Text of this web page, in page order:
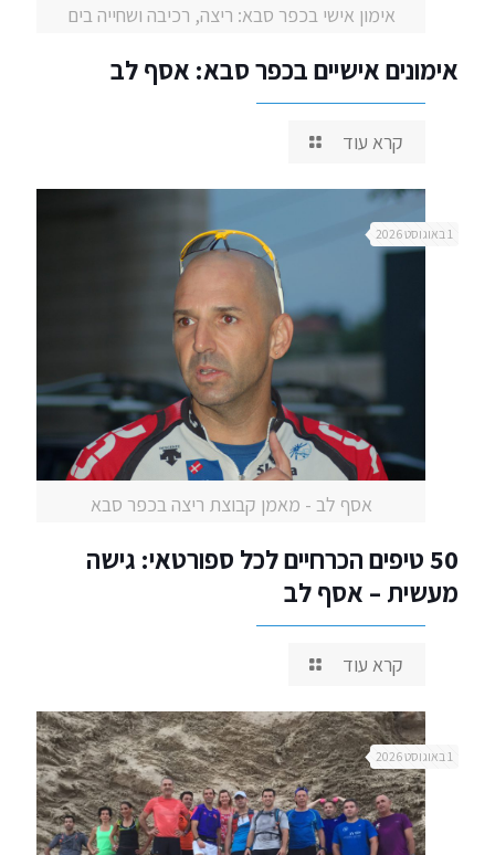
אימון אישי בכפר סבא: ריצה, רכיבה ושחייה בים
אימונים אישיים בכפר סבא: אסף לב
קרא עוד
אסף לב - מאמן קבוצת ריצה בכפר סבא
1 באוגוסט 2026
50 טיפים הכרחיים לכל ספורטאי: גישה
מעשית – אסף לב
קרא עוד
1 באוגוסט 2026